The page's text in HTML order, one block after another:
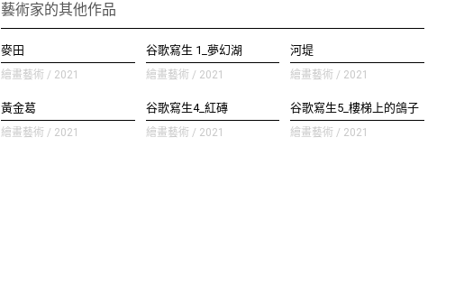
藝術家的其他作品
麥田
繪畫藝術 / 2021
谷歌寫生 1_夢幻湖
繪畫藝術 / 2021
河堤
繪畫藝術 / 2021
黃金葛
繪畫藝術 / 2021
谷歌寫生4_紅磚
繪畫藝術 / 2021
谷歌寫生5_樓梯上的鴿子
繪畫藝術 / 2021